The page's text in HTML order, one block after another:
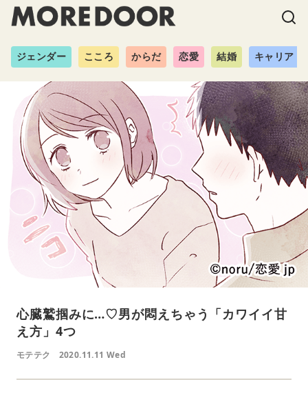
ジェンダー こころ からだ 恋愛 結婚 キャリア
心臓鷲掴みに…♡男が悶えちゃう「カワイイ甘
え方」4つ
モテテク 2020.11.11 Wed